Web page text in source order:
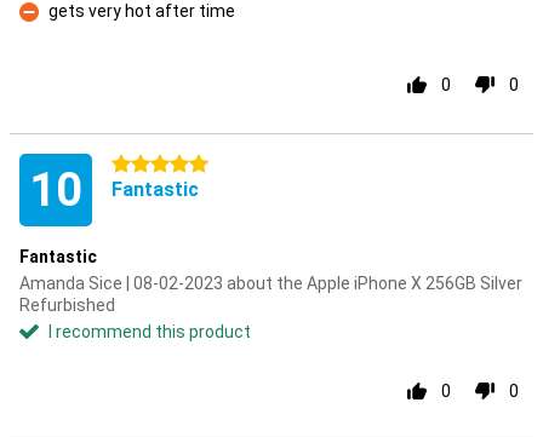
Con
gets very hot after time
0 0
10 5 stars
Fantastic
Fantastic
Amanda Sice | 08-02-2023 about the Apple iPhone X 256GB Silver
Refurbished
I recommend this product
0 0